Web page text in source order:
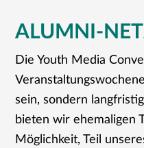
ALUMNI-
Die Youth Media
sein, sondern
bieten wir ehemaligen
Möglichkeit, Teil